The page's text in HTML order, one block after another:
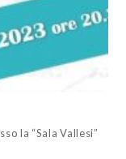
la “Sala Vallesi”